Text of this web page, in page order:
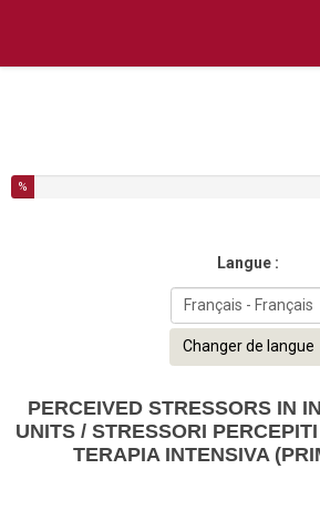
Vous avez complété % de ce questionnaire.
%
Langue :
Changer de langue
PERCEIVED STRESSORS IN
UNITS / STRESSORI
TERAPIA INTENSIVA